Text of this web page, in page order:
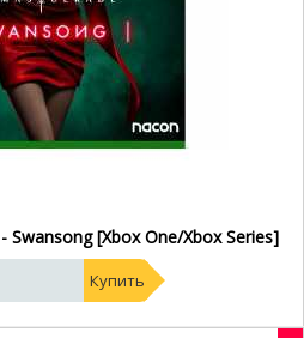
Swansong [Xbox One/Xbox Series]
Купить